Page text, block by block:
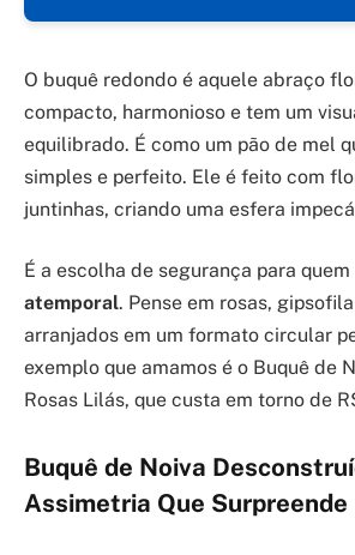
O buquê redondo é aquele abraço
compacto, harmonioso e tem um
equilibrado. É como um pão de mel
simples e perfeito. Ele é feito com
juntinhas, criando uma esfera
É a escolha de segurança para quem
atemporal. Pense em rosas,
arranjados em um formato circular
exemplo que amamos é o Buquê de
Rosas Lilás, que custa em torno de
Buquê de Noiva
Assimetria Que Surpreende